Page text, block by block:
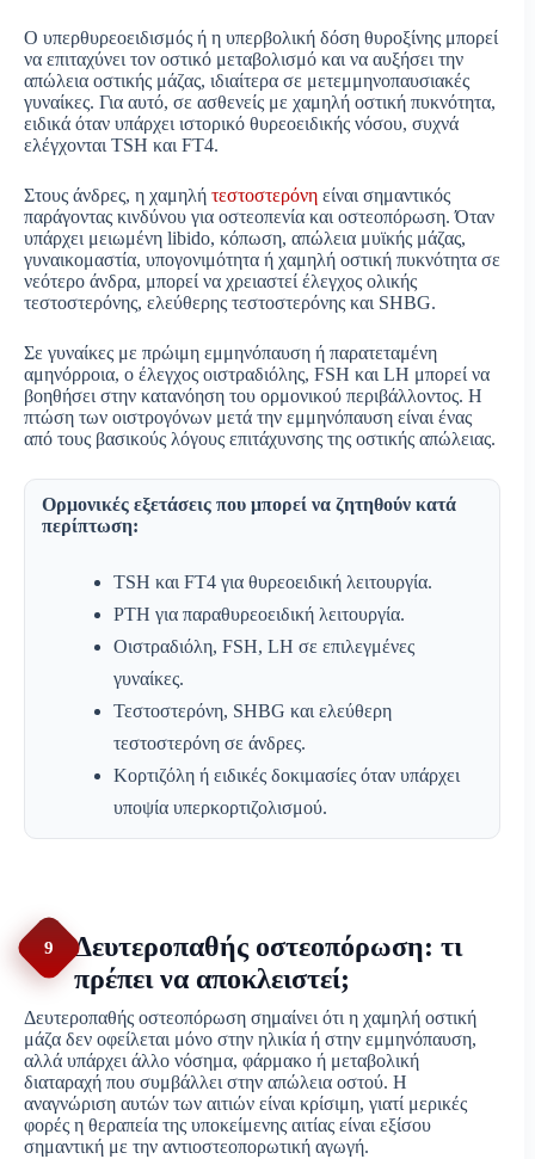
Ο υπερθυρεοειδισμός ή η υπερβολική δόση θυροξίνης μπορεί
να επιταχύνει τον οστικό μεταβολισμό και να αυξήσει την
απώλεια οστικής μάζας, ιδιαίτερα σε μετεμμηνοπαυσιακές
γυναίκες. Για αυτό, σε ασθενείς με χαμηλή οστική πυκνότητα,
ειδικά όταν υπάρχει ιστορικό θυρεοειδικής νόσου, συχνά
ελέγχονται TSH και FT4.
Στους άνδρες, η χαμηλή τεστοστερόνη είναι σημαντικός
παράγοντας κινδύνου για οστεοπενία και οστεοπόρωση. Όταν
υπάρχει μειωμένη libido, κόπωση, απώλεια μυϊκής μάζας,
γυναικομαστία, υπογονιμότητα ή χαμηλή οστική πυκνότητα σε
νεότερο άνδρα, μπορεί να χρειαστεί έλεγχος ολικής
τεστοστερόνης, ελεύθερης τεστοστερόνης και SHBG.
Σε γυναίκες με πρώιμη εμμηνόπαυση ή παρατεταμένη
αμηνόρροια, ο έλεγχος οιστραδιόλης, FSH και LH μπορεί να
βοηθήσει στην κατανόηση του ορμονικού περιβάλλοντος. Η
πτώση των οιστρογόνων μετά την εμμηνόπαυση είναι ένας
από τους βασικούς λόγους επιτάχυνσης της οστικής απώλειας.
Ορμονικές εξετάσεις που μπορεί να ζητηθούν κατά
περίπτωση:
TSH και FT4 για θυρεοειδική λειτουργία.
PTH για παραθυρεοειδική λειτουργία.
Οιστραδιόλη, FSH, LH σε επιλεγμένες
γυναίκες.
Τεστοστερόνη, SHBG και ελεύθερη
τεστοστερόνη σε άνδρες.
Κορτιζόλη ή ειδικές δοκιμασίες όταν υπάρχει
υποψία υπερκορτιζολισμού.
9
Δευτεροπαθής οστεοπόρωση: τι
πρέπει να αποκλειστεί;
Δευτεροπαθής οστεοπόρωση σημαίνει ότι η χαμηλή οστική
μάζα δεν οφείλεται μόνο στην ηλικία ή στην εμμηνόπαυση,
αλλά υπάρχει άλλο νόσημα, φάρμακο ή μεταβολική
διαταραχή που συμβάλλει στην απώλεια οστού. Η
αναγνώριση αυτών των αιτιών είναι κρίσιμη, γιατί μερικές
φορές η θεραπεία της υποκείμενης αιτίας είναι εξίσου
σημαντική με την αντιοστεοπορωτική αγωγή.